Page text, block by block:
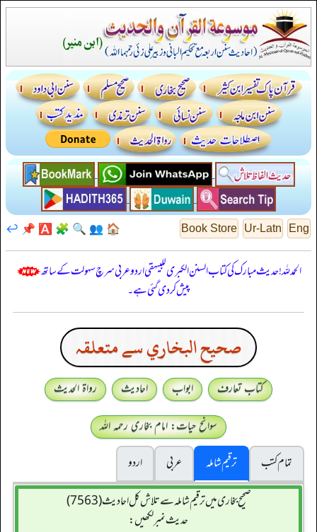
Eng
Ur-Latn
Book Store
🏠
👥
🔍
🧩
🅰️
📌
↩️
الحمدللہ! حدیث مبارک کی کتاب السنن الكبرى للبيهقي اردو عربی سرچ سہولت کے ساتھ
پیش کر دی گئی ہے۔
صحيح البخاري سے متعلقہ
کتاب تعارف ابواب احادیث
رواۃ الحدیث
سوانح حیات: امام بخاری رحمہ اللہ
تمام کتب
ترقیم شاملہ عربی
اردو
صحیح بخاری میں ترقیم شاملہ سے تلاش کل احادیث (7563)
حدیث نمبر لکھیں: